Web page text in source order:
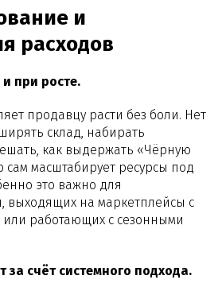
и
расходов
и при росте.
продавцу расти без боли. Нет
склад, набирать
как выдержать «Чёрную
сам масштабирует ресурсы под
это важно для
выходящих на маркетплейсы с
работающих с сезонными
за счёт системного подхода.